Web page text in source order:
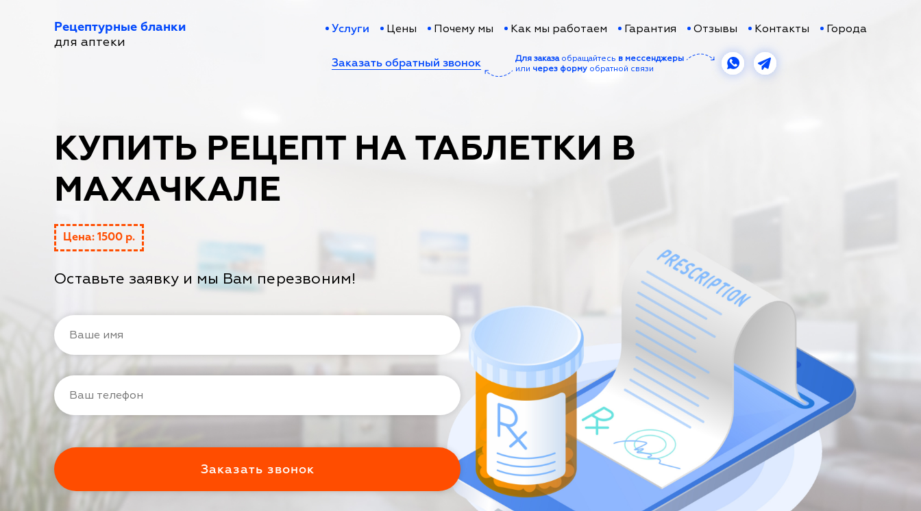
Рецептурные бланки
для аптеки
Услуги Цены Почему мы Как мы работаем Гарантия Отзывы Контакты Города
Заказать обратный звонок Для заказаобращайтесь в мессенджеры
или через форму обратной связи
КУПИТЬ РЕЦЕПТ НА ТАБЛЕТКИ В
МАХАЧКАЛЕ
Цена: 1500 р.
Оставьте заявку и мы Вам перезвоним!